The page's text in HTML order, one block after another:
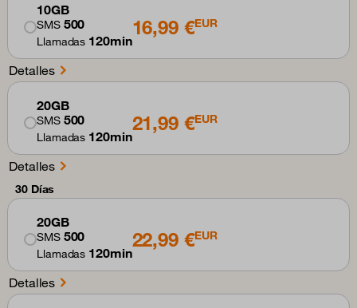
10GB
SMS 500
Llamadas 120min
16,99 €EUR
Detalles
20GB
SMS 500
Llamadas 120min
21,99 €EUR
Detalles
30 Días
20GB
SMS 500
Llamadas 120min
22,99 €EUR
Detalles